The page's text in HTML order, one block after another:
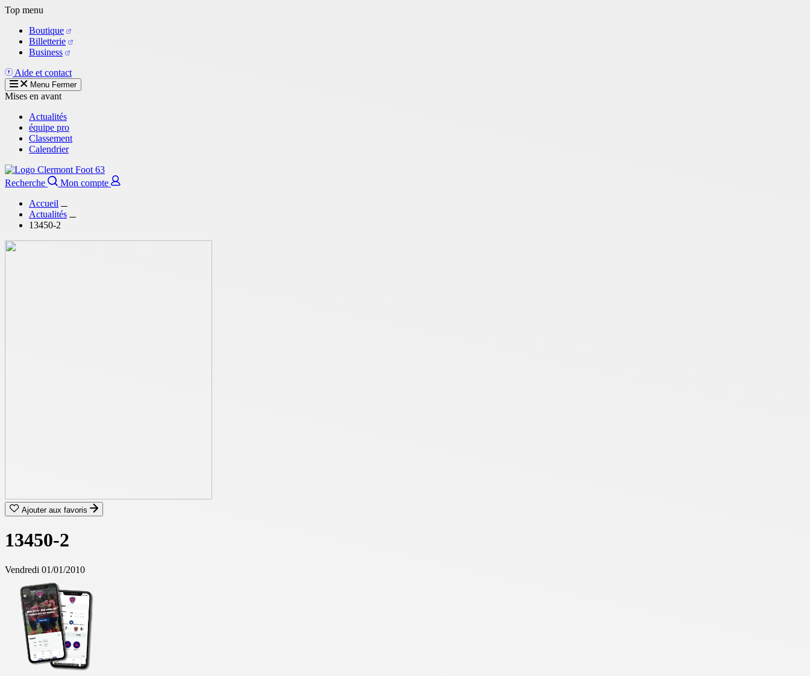
Aller
contenu
principal
Top menu
Boutique
Billetterie
Business
Aide et contact
Menu Fermer
Mises en avant
Actualités
équipe pro
Classement
Calendrier
Recherche
Mon compte
Accueil
Actualités
13450-2
Ajouter aux favoris
13450-2
Vendredi 01/01/2010